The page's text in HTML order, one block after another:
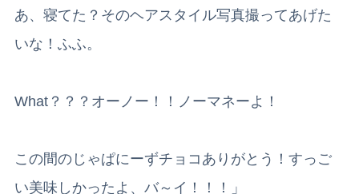
あ、寝てた？そのヘアスタイル写真撮ってあげた
いな！ふふ。
What？？？オーノー！！ノーマネーよ！
この間のじゃぱにーずチョコありがとう！すっご
い美味しかったよ、バ～イ！！！」